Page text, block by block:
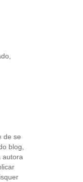
de se
blog,
autora